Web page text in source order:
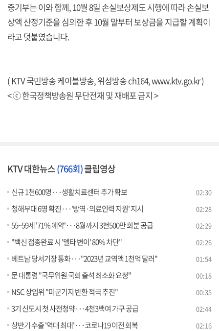
중기부는 이와 함께, 10월 8일 손실보상제도 시행에 따라 손실보
상액 산정기준을 심의한 후 10월 말부터 보상금을 지급할 계획이
라고 덧붙였습니다.
( KTV 국민방송 케이블방송, 위성방송 ch164,www.ktv.go.kr)
< ⓒ 한국정책방송원 무단전재 및 재배포 금지 >
KTV 대한뉴스(766회)클립영상
신규 1천600명···생활치료센터 추가 확보 02:30
청해부대 6명 확진···'방역·의료인력 지원' 지시 02:28
55~59세 '71% 예약'···8월까지 3천500만 회분 공급 02:29
"백신 접종완료 시 '델타 변이' 80% 차단" 02:26
베트남 당서기장 통화···"2023년 교역액 1천억 달러" 01:54
문 대통령 "국무위원 국회 출석 최소화 요청" 00:18
NSC 상임위 "미군기지 반환 적극 추진" 00:35
3기 신도시 첫 사전청약···4천3백여 가구 공급 02:44
상반기 수출 '역대 최대'···코로나19 이전 회복 02:16